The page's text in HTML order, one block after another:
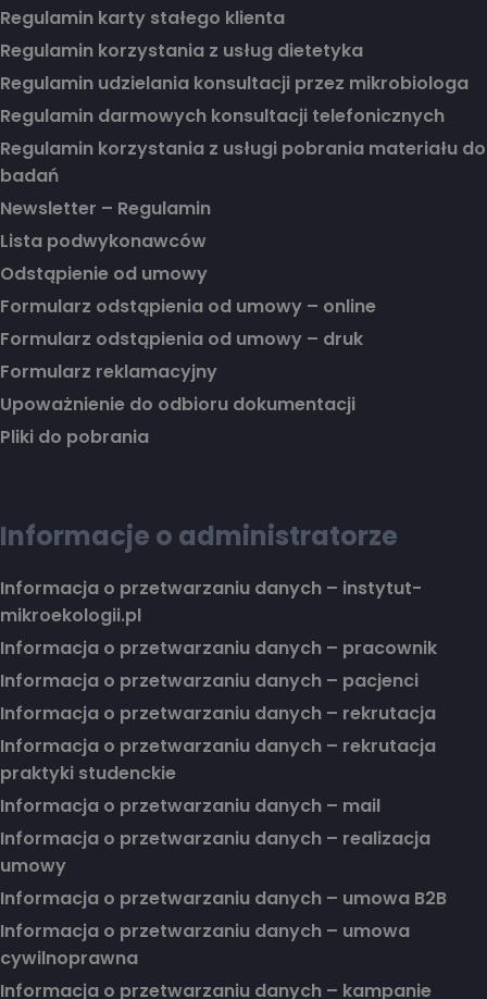
Regulamin karty stałego klienta
Regulamin korzystania z usług dietetyka
Regulamin udzielania konsultacji przez mikrobiologa
Regulamin darmowych konsultacji telefonicznych
Regulamin korzystania z usługi pobrania materiału do
badań
Newsletter – Regulamin
Lista podwykonawców
Odstąpienie od umowy
Formularz odstąpienia od umowy – online
Formularz odstąpienia od umowy – druk
Formularz reklamacyjny
Upoważnienie do odbioru dokumentacji
Pliki do pobrania
Informacje o administratorze
Informacja o przetwarzaniu danych – instytut-
mikroekologii.pl
Informacja o przetwarzaniu danych – pracownik
Informacja o przetwarzaniu danych – pacjenci
Informacja o przetwarzaniu danych – rekrutacja
Informacja o przetwarzaniu danych – rekrutacja
praktyki studenckie
Informacja o przetwarzaniu danych – mail
Informacja o przetwarzaniu danych – realizacja
umowy
Informacja o przetwarzaniu danych – umowa B2B
Informacja o przetwarzaniu danych – umowa
cywilnoprawna
Informacja o przetwarzaniu danych – kampanie